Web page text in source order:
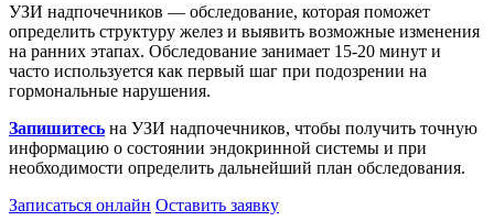
УЗИ надпочечников — обследование, которая поможет
определить структуру желез и выявить возможные изменения
на ранних этапах. Обследование занимает 15-20 минут и
часто используется как первый шаг при подозрении на
гормональные нарушения.
Запишитесь на УЗИ надпочечников, чтобы получить точную
информацию о состоянии эндокринной системы и при
необходимости определить дальнейший план обследования.
Записаться онлайн Оставить заявку